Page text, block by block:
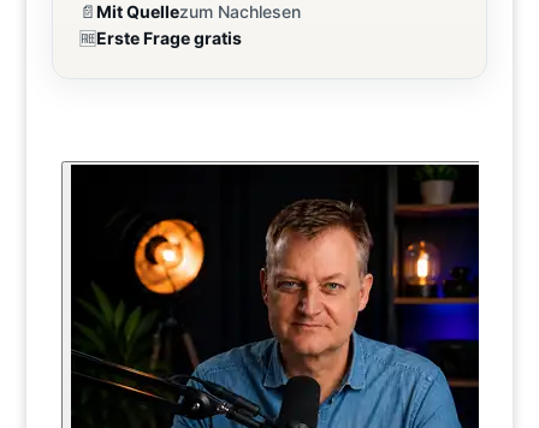
📄Mit Quellezum Nachlesen
🆓Erste Frage gratis